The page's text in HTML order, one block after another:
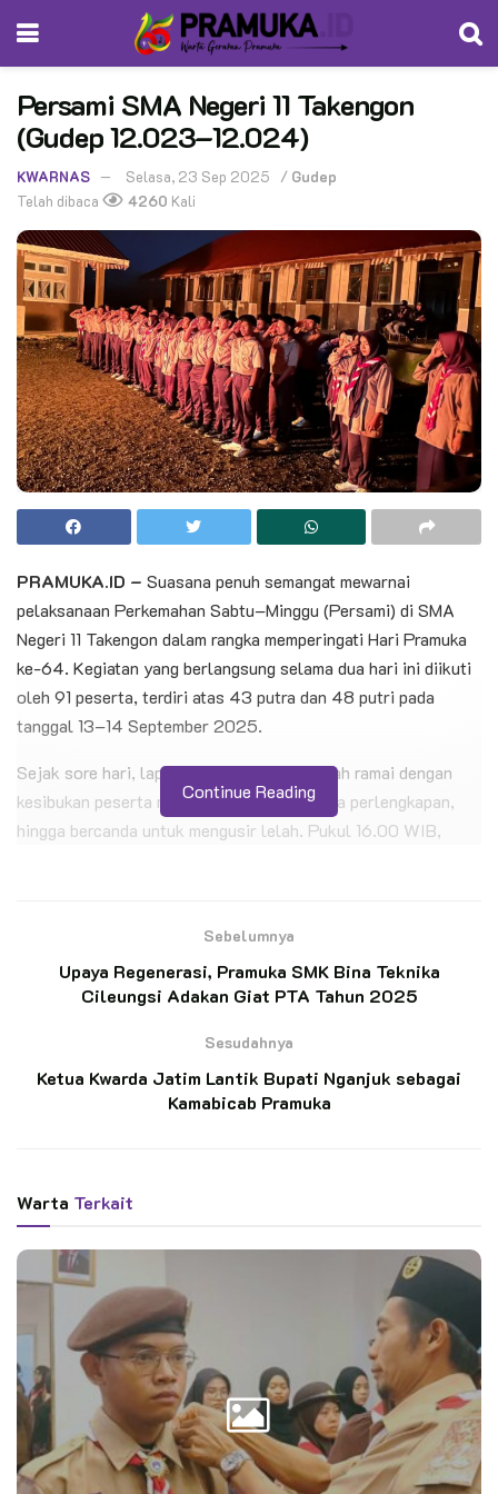
Persami SMA Negeri 11 Takengon
(Gudep 12.023–12.024)
KWARNAS Selasa, 23 Sep 2025 / Gudep
Telah dibaca
4260 Kali
PRAMUKA.ID – Suasana penuh semangat mewarnai
pelaksanaan Perkemahan Sabtu–Minggu (Persami) di SMA
Negeri 11 Takengon dalam rangka memperingati Hari Pramuka
ke-64. Kegiatan yang berlangsung selama dua hari ini diikuti
oleh 91 peserta, terdiri atas 43 putra dan 48 putri pada
tanggal 13–14 September 2025.
Sejak sore hari, lapangan perkemahan sudah ramai dengan
kesibukan peserta mendirikan tenda, menata perlengkapan,
hingga bercanda untuk mengusir lelah. Pukul 16.00 WIB,
BACA JUGA
Pelantikan 11 Pandega Perdana KBRI Kairo,
Pembina: “Ini Transfer Spirit”
Malam harinya, suasana kian meriah dengan pentas seni yang
menampilkan drama singkat, tarian, musik, hingga yel-yel
Pramuka. Setelah itu, kobaran api unggun menyatukan peserta
dalam lingkaran kebersamaan, penuh nyanyian, motivasi, dan
makna persaudaraan.
Continue Reading
Sebelumnya
Upaya Regenerasi, Pramuka SMK Bina Teknika
Cileungsi Adakan Giat PTA Tahun 2025
Sesudahnya
Ketua Kwarda Jatim Lantik Bupati Nganjuk sebagai
Kamabicab Pramuka
Warta Terkait